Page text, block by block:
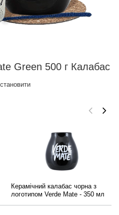
Green 500 г Калабас
Керамічний калабас чорна з
логотипом Verde Mate - 350 мл